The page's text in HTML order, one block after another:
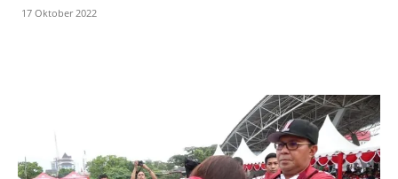
17 Oktober 2022